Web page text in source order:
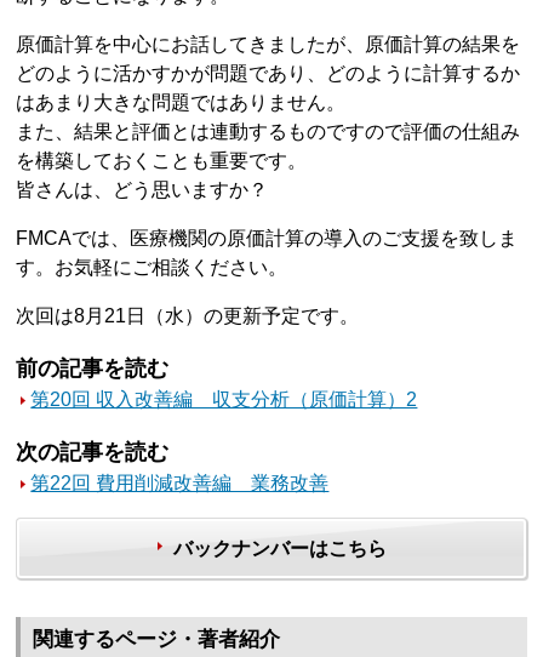
原価計算を中心にお話してきましたが、原価計算の結果を
どのように活かすかが問題であり、どのように計算するか
はあまり大きな問題ではありません。
また、結果と評価とは連動するものですので評価の仕組み
を構築しておくことも重要です。
皆さんは、どう思いますか？
FMCAでは、医療機関の原価計算の導入のご支援を致しま
す。お気軽にご相談ください。
次回は8月21日（水）の更新予定です。
前の記事を読む
第20回 収入改善編 収支分析（原価計算）2
次の記事を読む
第22回 費用削減改善編 業務改善
バックナンバーはこちら
関連するページ・著者紹介